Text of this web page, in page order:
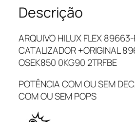
X
F
L
E
X
8
9
6
Descrição
ARQUIVO HILUX FLEX
CATALIZADOR +ORIGINAL
OSEK850 0KG90 2TRFBE
POTÊNCIA COM OU SEM
COM OU SEM POPS